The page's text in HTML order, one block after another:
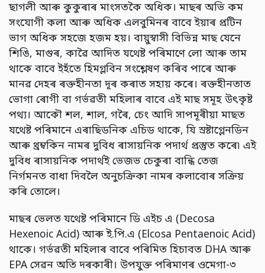
ছাগলী আৰু কুকুৰাৰ মাংসতকৈ অধিক। মাছৰ অভি কম
সংযোগী কলা আৰু অধিক এলবুমিনৰ বাবে ইয়াৰ প্ৰটিন
ভাগ অধিক সহজে হজম হয়। বায়ুস্বাসী বিভিন্ন মাছ যেনে
শিঙি, মাগুৰ, কাৱৈ আদিত যথেষ্ট পৰিমাণে লো আৰু তাম
থাকে বাবে ইহঁতে হিমগ্লবিন সংশ্লেষণ কৰিব পাৰে আৰু
মানৱ দেহৰ ৰক্তহীনতা দূৰ কৰাত সহায় কৰে। ৰক্তহীনতাত
ভোগা ৰোগী বা গৰ্ভৱতী মহিলাৰ বাবে এই মাছ সমূহ উৎকৃষ্ট
পথ্য। আকৌ শল, শাল, গৰৈ, চেং আদি সাপমূৰীয়া মাছত
যথেষ্ট পৰিমানে এৰাছিডনিক এচিড থাকে, যি স্রষ্টাগ্লেনডিন
আৰু থ্রম্বকিন নামৰ দুবিধ ৰাসায়নিক পদাৰ্থ প্ৰস্তুত কৰে৷ এই
দুবিধ ৰাসায়নিক পদাৰ্থই ভেজভ চেকুৰা বান্ধি তেজ
নির্গমনত বাধা দিবলৈ অনুচক্রিকা নামৰ কলাবোৰ সক্ৰিয়
কৰি তোলে।
মাছৰ ভেলত যথেষ্ট পৰিমানে ডি এইচ এ (Decosa
Hexenoic Acid) আৰু ই.পি.এ (Elcosa Pentaenoic Acid)
থাকে। গৰ্ভৱতী মহিলাৰ বাবে পৰিমিত হিচাবত DHA আৰু
EPA সেৱন অতি দৰকাৰী। উপযুক্ত পৰিমাণৰ ওমেগা-৩